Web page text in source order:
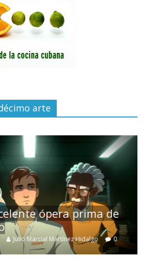
arte
ópera prima de
Julio Marcial Martínez Hidalgo 0